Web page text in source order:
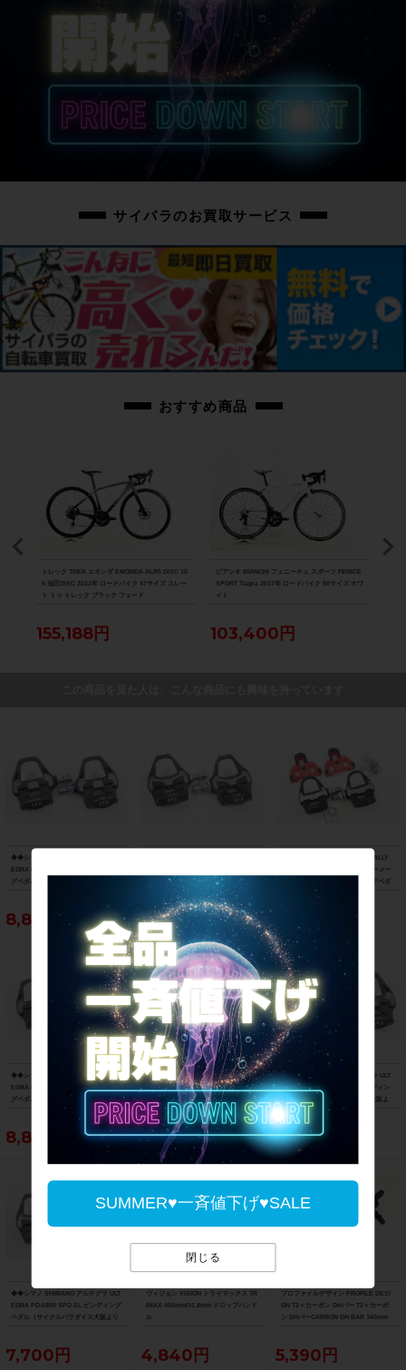
SUMMER♥一斉値下げ♥SALE
閉じる
サイパラのお買取サービス
おすすめ商品
トレック TREK エモンダ EMONDA ALR5 DISC 10
5 油圧DISC 2021年 ロードバイク 47サイズ スレー
ト トゥ トレック ブラック フェード
155,188円
ビアンキ BIANCHI フェニーチェ スポーツ FENICE
SPORT Tiagra 2017年 ロードバイク 50サイズ ホワ
イト
103,400円
◆◆シマノ SHIMANO アルテグラ ULT
EGRA PD-R8000 SPD-SL ビンディン
グペダル（サイクルパラダイス大阪よ
8,800円
ンディングペダル（サイクルパラダイ
ス大阪より配送）
7,700円
◆◆ガーミン GARMIN ラリー RALLY
RS200 デュアルセンシングパワーメー
ターペダル SPD-SL ビンディングペダ
ル（サイクルパラダイス大阪より配
◆◆シマノ SHIMANO アルテグラ ULT
EGRA PD-R8000 SPD-SL ビンディン
グペダル（サイクルパラダイス大阪よ
8,800円
◆◆シマノ SHIMANO アルテグラ ULT
EGRA PD-R8000 SPD-SL ビンディン
グペダル（サイクルパラダイス大阪よ
り配送）
8,800円
◆◆シマノ SHIMANO アルテグラ ULT
EGRA PD-R8000 SPD-SL ビンディン
グペダル（サイクルパラダイス大阪よ
り配送）
8,800円
◆◆シマノ SHIMANO アルテグラ ULT
EGRA PD-6800 SPD-SL ビンディング
ペダル（サイクルパラダイス大阪より
7,700円
ヴィジョン VISION トライマックス TR
IMAX 400mm/31.8mm ドロップハンド
ル
4,840円
プロファイルデザイン PROFILE DESI
GN T2＋カーボン DHバー T2＋カーボ
ン DHバーCARBON DH BAR 340mm
5,390円